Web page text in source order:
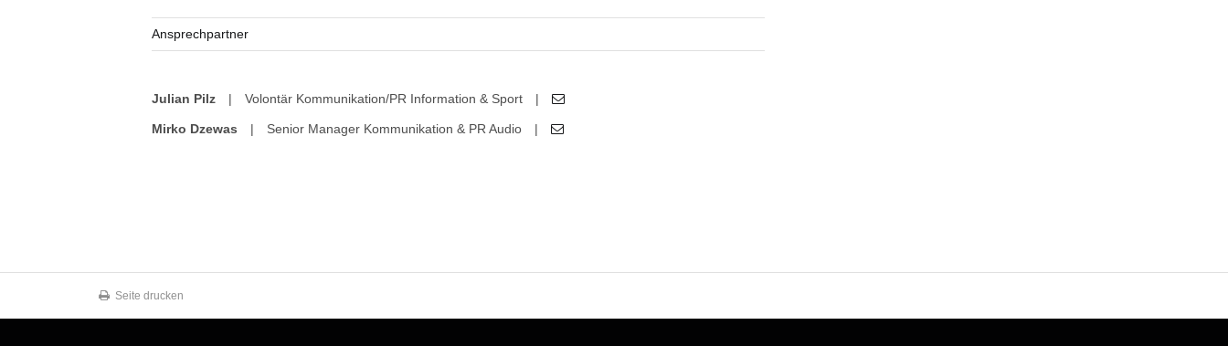
Ansprechpartner
Julian Pilz | Volontär Kommunikation/PR Information & Sport |
Mirko Dzewas | Senior Manager Kommunikation & PR Audio |
Seite drucken